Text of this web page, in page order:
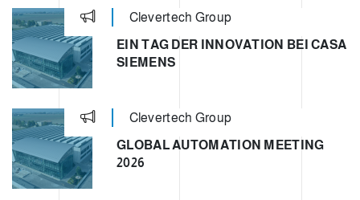
Clevertech Group
EIN TAG DER INNOVATION BEI CASA
SIEMENS
Clevertech Group
GLOBAL AUTOMATION MEETING
2026